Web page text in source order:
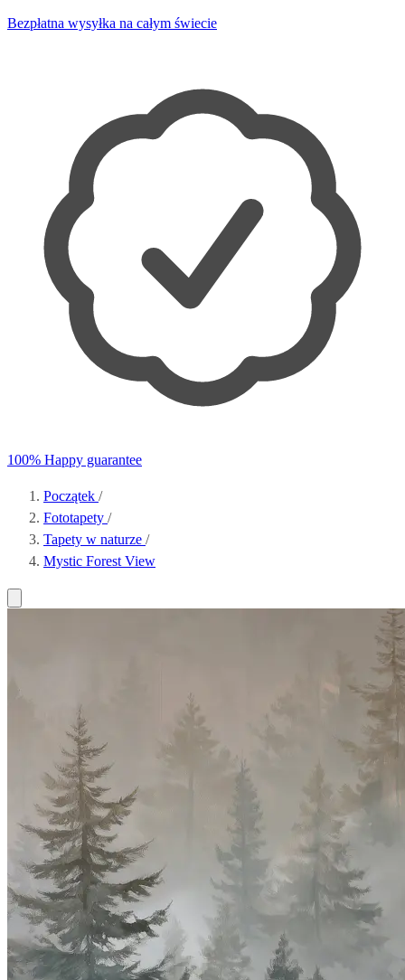
Bezpłatna wysyłka na całym świecie
100% Happy guarantee
Początek /
Fototapety /
Tapety w naturze /
Mystic Forest View